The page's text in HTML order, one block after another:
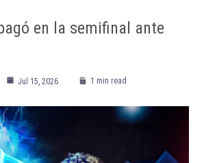
en la semifinal ante
Jul 15, 2026 1 min read